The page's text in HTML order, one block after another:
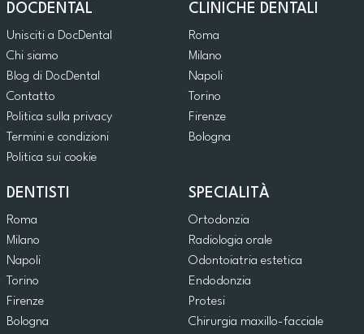
DOCDENTAL
Unisciti a DocDental
Chi siamo
Blog di DocDental
Contatto
Politica sulla privacy
Termini e condizioni
Politica sui cookie
CLINICHE DENTALI
Roma
Milano
Napoli
Torino
Firenze
Bologna
DENTISTI
Roma
Milano
Napoli
Torino
Firenze
Bologna
SPECIALITÀ
Ortodonzia
Radiologia orale
Odontoiatria estetica
Endodonzia
Protesi
Chirurgia maxillo-facciale